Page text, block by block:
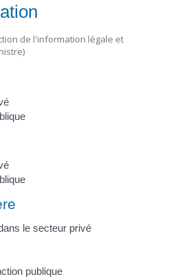
de l'information légale et
le secteur privé
publique